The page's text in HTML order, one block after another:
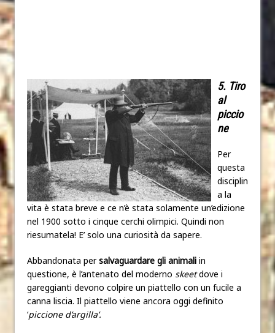
5. Tiro
al
piccio
ne
Per
questa
disciplin
a la
vita è stata breve e ce n’è stata solamente un’edizione
nel 1900 sotto i cinque cerchi olimpici. Quindi non
riesumatela! E’ solo una curiosità da sapere.
Abbandonata persalvaguardare gli animali in
questione, è l’antenato del moderno skeetdove i
gareggianti devono colpire un piattello con un fucile a
canna liscia. Il piattello viene ancora oggi definito
‘piccione d’argilla’.